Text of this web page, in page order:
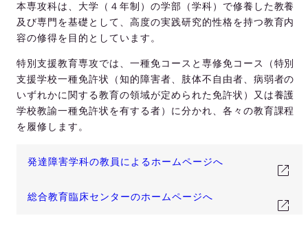
本専攻科は、大学（４年制）の学部（学科）で修養した教養
及び専門を基礎として、高度の実践研究的性格を持つ教育内
容の修得を目的としています。
特別支援教育専攻では、一種免コースと専修免コース（特別
支援学校一種免許状（知的障害者、肢体不自由者、病弱者の
いずれかに関する教育の領域が定められた免許状）又は養護
学校教諭一種免許状を有する者）に分かれ、各々の教育課程
を履修します。
発達障害学科の教員によるホームページへ
総合教育臨床センターのホームページへ